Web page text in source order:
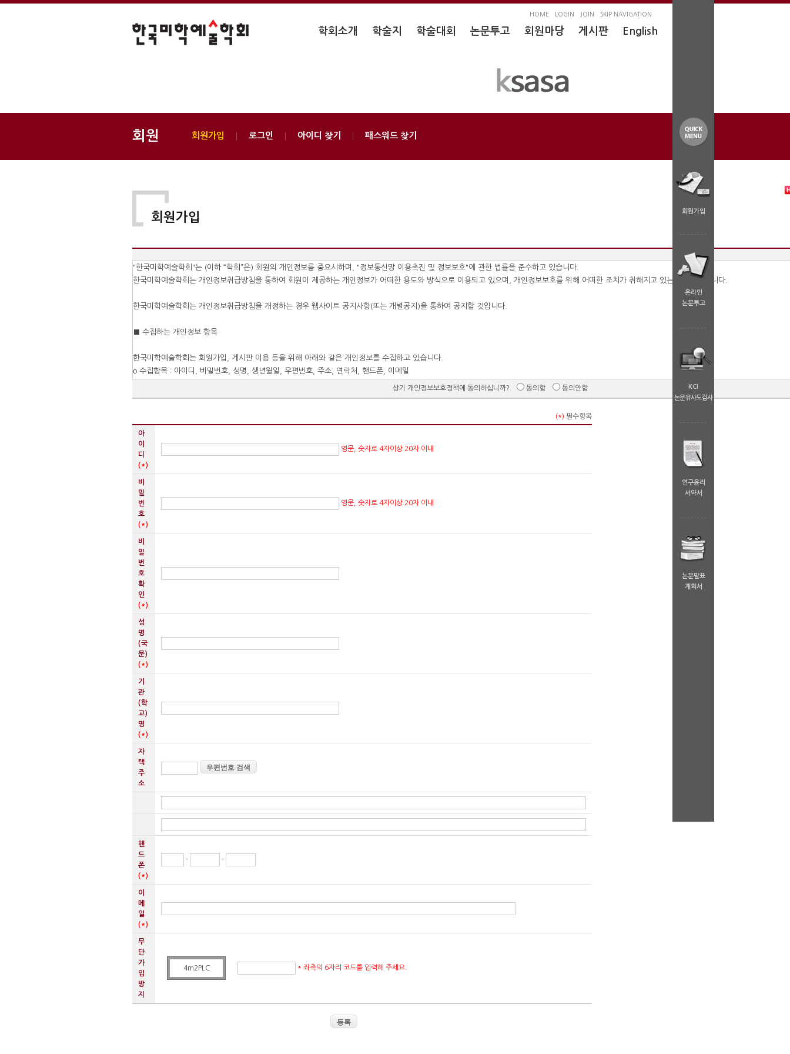
HOME LOGIN JOIN SKIP NAVIGATION
학회소개 학술지 학술대회 논문투고 회원마당 게시판 English
회원가입
온라인
논문투고
KCI
논문유사도검사
연구윤리
서약서
논문발표
계획서
회원 회원가입 로그인 아이디 찾기 패스워드 찾기
회원가입
상기 개인정보보호정책에 동의하십니까? 동의함 동의안함
(*) 필수항목
아
이
디
(*)
영문, 숫자로 4자이상 20자 이내
비
밀
번
호
(*)
영문, 숫자로 4자이상 20자 이내
비
밀
번
호
확
인
(*)
성
명
(국
문)
(*)
기
관
(학
교)
명
(*)
자
택
주
소
우편번호 검색
핸
드
폰
(*)
- -
이
메
일
(*)
무
단
가
입
방
지
4m2PLC * 좌측의 6자리 코드를 입력해 주세요.
등록